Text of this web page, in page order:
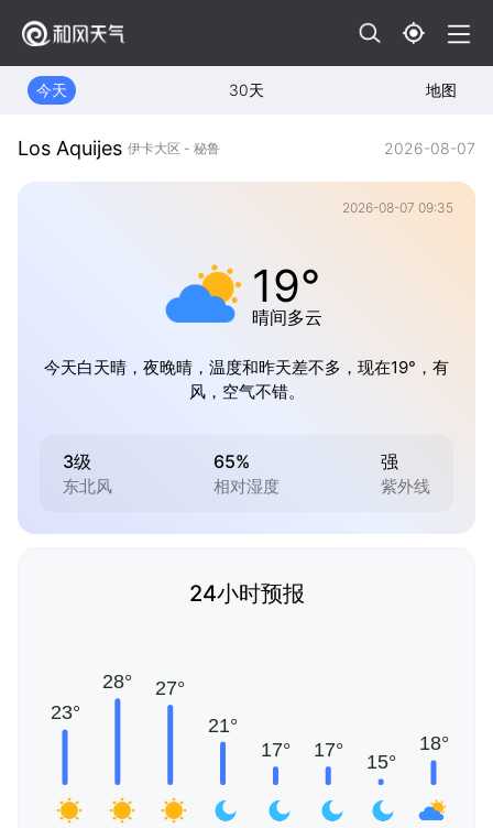
今天 30天 地图
Los Aquijes 伊卡大区 - 秘鲁 2026-08-07
2026-08-07 09:35
19°
晴间多云
今天白天晴，夜晚晴，温度和昨天差不多，现在19°，有
风，空气不错。
3级
东北风
65%
相对湿度
强
紫外线
24小时预报